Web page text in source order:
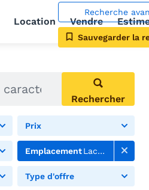
Location Vendre
Recherche
Sauvegarder la
Rechercher
Prix
EmplacementLac de
Type d'offre